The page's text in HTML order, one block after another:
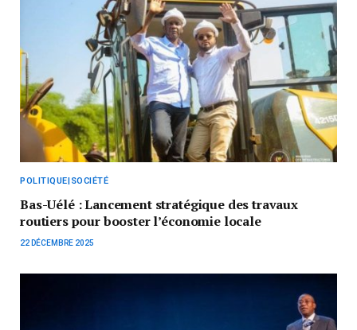
POLITIQUE|SOCIÉTÉ
Bas-Uélé : Lancement stratégique des travaux
routiers pour booster l’économie locale
22 DÉCEMBRE 2025